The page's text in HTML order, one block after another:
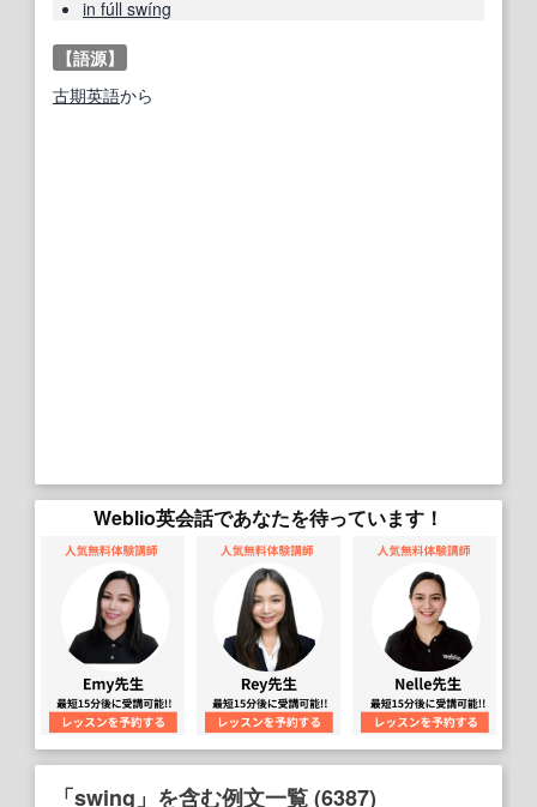
in fúll swíng
【語源】
古期英語から
Weblio英会話であなたを待っています！
「swing」を含む例文一覧 (6387)